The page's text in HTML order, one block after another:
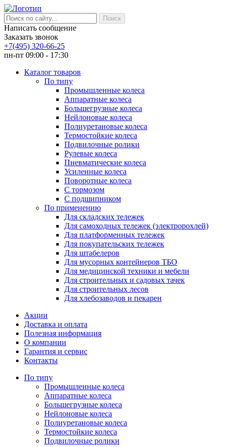
Написать сообщение
Заказать звонок
+7(495) 320-66-25
пн-пт 09:00 - 17:30
Каталог товаров
По типу
Промышленные колеса
Аппаратные колеса
Большегрузные колеса
Нейлоновые колеса
Полиуретановые колеса
Термостойкие колеса
Подвилочные ролики
Рулевые колеса
Пневматические колеса
Усиленные колеса
Поворотные колеса
С тормозом
С подшипником
По применению
Для складских тележек
Для самоходных тележек (электророхлей)
Для платформенных тележек
Для покупательских тележек
Для штабелеров
Для мусорных контейнеров ТБО
Для медицинской техники и мебели
Для строительных и садовых тачек
Для строительных лесов
Для хлебозаводов и пекарен
Акции
Доставка и оплата
Полезная информация
О компании
Гарантия и сервис
Контакты
По типу
Промышленные колеса
Аппаратные колеса
Большегрузные колеса
Нейлоновые колеса
Полиуретановые колеса
Термостойкие колеса
Подвилочные ролики